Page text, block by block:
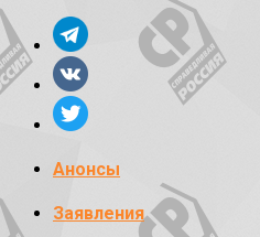
Анонсы
Заявления